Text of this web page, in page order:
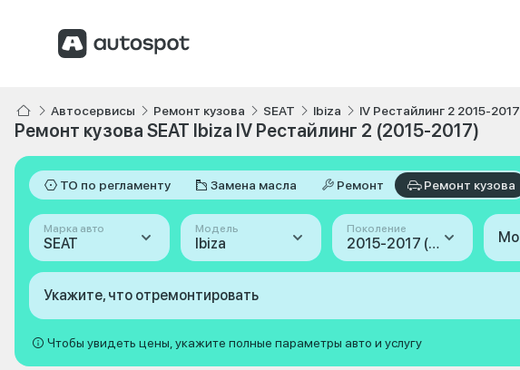
Автосервисы Ремонт кузова SEAT Ibiza IV Рестайлинг 2 2015-2017
Ремонт кузова SEAT Ibiza IV Рестайлинг 2 (2015-2017)
ТО по регламенту Замена масла Ремонт Ремонт кузова
Марка авто
SEAT
Модель
Ibiza
Поколение
2015-2017 (IV Рестайлинг 2)
Укажите, что отремонтировать
Чтобы увидеть цены, укажите полные параметры авто и услугу